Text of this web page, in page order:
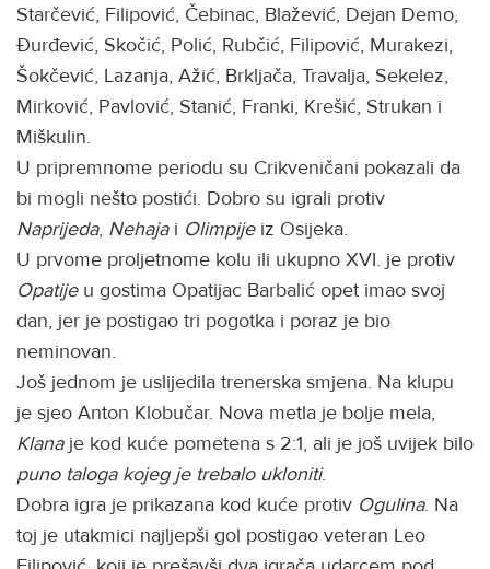
Starčević, Filipović, Čebinac, Blažević, Dejan Demo,
Đurđević, Skočić, Polić, Rubčić, Filipović, Murakezi,
Šokčević, Lazanja, Ažić, Brkljača, Travalja, Sekelez,
Mirković, Pavlović, Stanić, Franki, Krešić, Strukan i
Miškulin.
U pripremnome periodu su Crikveničani pokazali da
bi mogli nešto postići. Dobro su igrali protiv
Naprijeda, Nehajai Olimpijeiz Osijeka.
U prvome proljetnome kolu ili ukupno XVI. je protiv
Opatije u gostima Opatijac Barbalić opet imao svoj
dan, jer je postigao tri pogotka i poraz je bio
neminovan.
Još jednom je uslijedila trenerska smjena. Na klupu
je sjeo Anton Klobučar. Nova metla je bolje mela,
Klanaje kod kuće pometena s 2:1, ali je još uvijek bilo
puno taloga kojeg je trebalo ukloniti.
Dobra igra je prikazana kod kuće protiv Ogulina. Na
toj je utakmici najljepši gol postigao veteran Leo